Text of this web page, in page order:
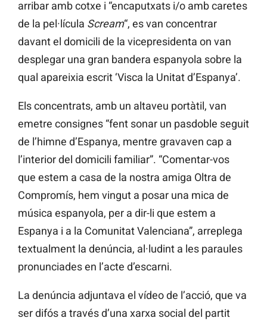
arribar amb cotxe i “encaputxats i/o amb caretes
de la pel·lícula Scream“, es van concentrar
davant el domicili de la vicepresidenta on van
desplegar una gran bandera espanyola sobre la
qual apareixia escrit ‘Visca la Unitat d’Espanya’.
Els concentrats, amb un altaveu portàtil, van
emetre consignes “fent sonar un pasdoble seguit
de l’himne d’Espanya, mentre gravaven cap a
l’interior del domicili familiar”. “Comentar-vos
que estem a casa de la nostra amiga Oltra de
Compromís, hem vingut a posar una mica de
música espanyola, per a dir-li que estem a
Espanya i a la Comunitat Valenciana”, arreplega
textualment la denúncia, al·ludint a les paraules
pronunciades en l’acte d’escarni.
La denúncia adjuntava el vídeo de l’acció, que va
ser difós a través d’una xarxa social del partit